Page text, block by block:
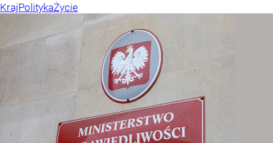
KrajPolitykaŻycie